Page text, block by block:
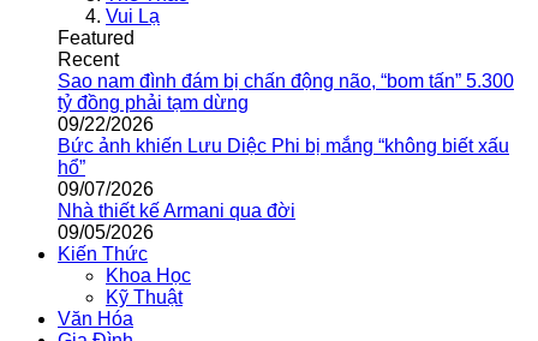
Vui Lạ
Featured
Recent
Sao nam đình đám bị chấn động não, “bom tấn” 5.300
tỷ đồng phải tạm dừng
09/22/2026
Bức ảnh khiến Lưu Diệc Phi bị mắng “không biết xấu
hổ”
09/07/2026
Nhà thiết kế Armani qua đời
09/05/2026
Kiến Thức
Khoa Học
Kỹ Thuật
Văn Hóa